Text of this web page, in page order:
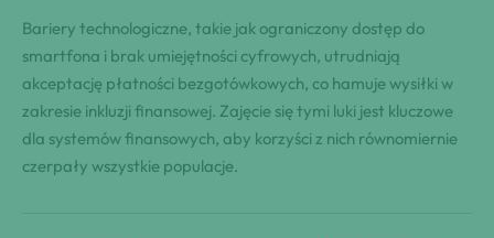
Bariery technologiczne, takie jak ograniczony dostęp do
smartfona i brak umiejętności cyfrowych, utrudniają
akceptację płatności bezgotówkowych, co hamuje wysiłki w
zakresie inkluzji finansowej. Zajęcie się tymi luki jest kluczowe
dla systemów finansowych, aby korzyści z nich równomiernie
czerpały wszystkie populacje.